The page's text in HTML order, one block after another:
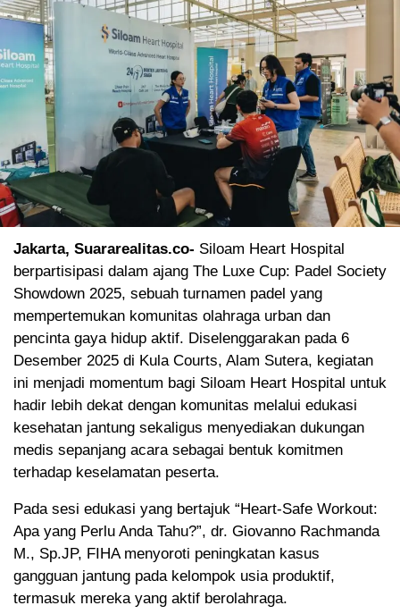
Jakarta, Suararealitas.co- Siloam Heart Hospital
berpartisipasi dalam ajang The Luxe Cup: Padel Society
Showdown 2025, sebuah turnamen padel yang
mempertemukan komunitas olahraga urban dan
pencinta gaya hidup aktif. Diselenggarakan pada 6
Desember 2025 di Kula Courts, Alam Sutera, kegiatan
ini menjadi momentum bagi Siloam Heart Hospital untuk
hadir lebih dekat dengan komunitas melalui edukasi
kesehatan jantung sekaligus menyediakan dukungan
medis sepanjang acara sebagai bentuk komitmen
terhadap keselamatan peserta.
Pada sesi edukasi yang bertajuk “Heart-Safe Workout:
Apa yang Perlu Anda Tahu?”, dr. Giovanno Rachmanda
M., Sp.JP, FIHA menyoroti peningkatan kasus
gangguan jantung pada kelompok usia produktif,
termasuk mereka yang aktif berolahraga.